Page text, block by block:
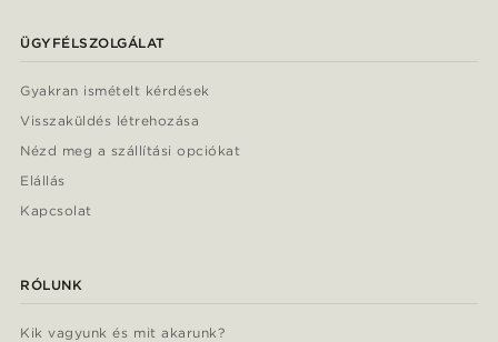
ÜGYFÉLSZOLGÁLAT
Gyakran ismételt kérdések
Visszaküldés létrehozása
Nézd meg a szállítási opciókat
Elállás
Kapcsolat
RÓLUNK
Kik vagyunk és mit akarunk?